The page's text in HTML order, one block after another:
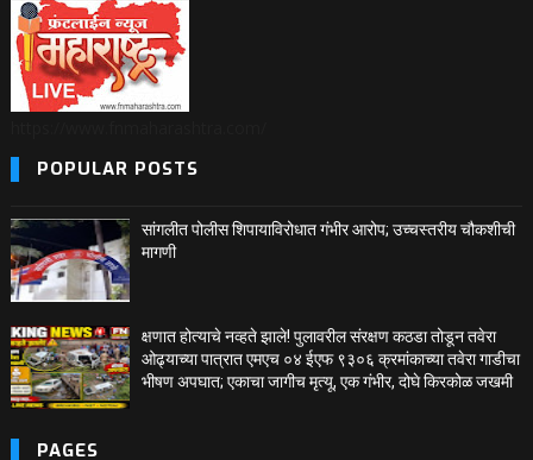
POPULAR POSTS
सांगलीत पोलीस शिपायाविरोधात गंभीर आरोप; उच्चस्तरीय चौकशीची
मागणी
क्षणात होत्याचे नव्हते झाले! पुलावरील संरक्षण कठडा तोडून तवेरा
ओढ्याच्या पात्रात एमएच ०४ ईएफ ९३०६ क्रमांकाच्या तवेरा गाडीचा
भीषण अपघात; एकाचा जागीच मृत्यू, एक गंभीर, दोघे किरकोळ जखमी
PAGES